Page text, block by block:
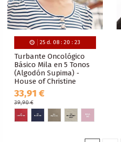
25 d. 08 :20 :22
Turbante Oncológico
Básico Mila en 5 Tonos
(Algodón Supima) -
House of Christine
33,91 €
39,90 €